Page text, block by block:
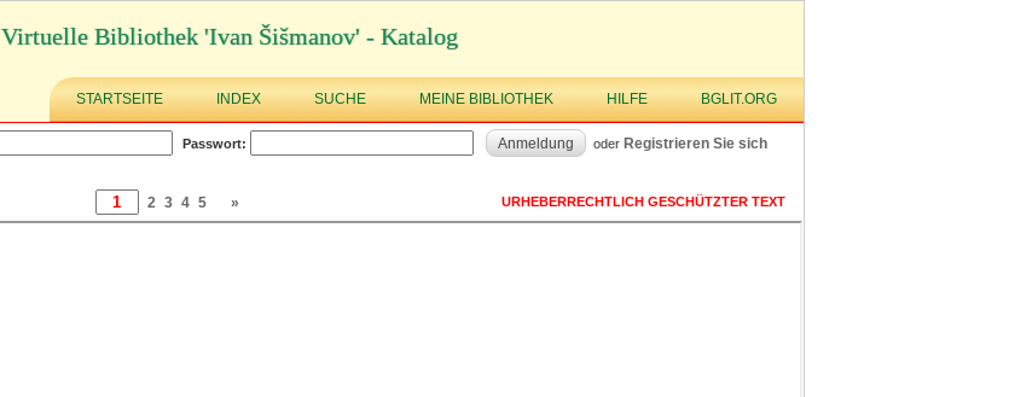
Virtuelle Bibliothek 'Ivan Šišmanov' - Katalog
STARTSEITE INDEX SUCHE MEINE BIBLIOTHEK HILFE BGLIT.ORG
Passwort: Anmeldung oder Registrieren Sie sich
URHEBERRECHTLICH GESCHÜTZTER TEXT
2 3 4 5 »